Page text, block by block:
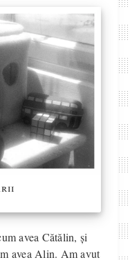
avea Cătălin, și
avea Alin. Am avut